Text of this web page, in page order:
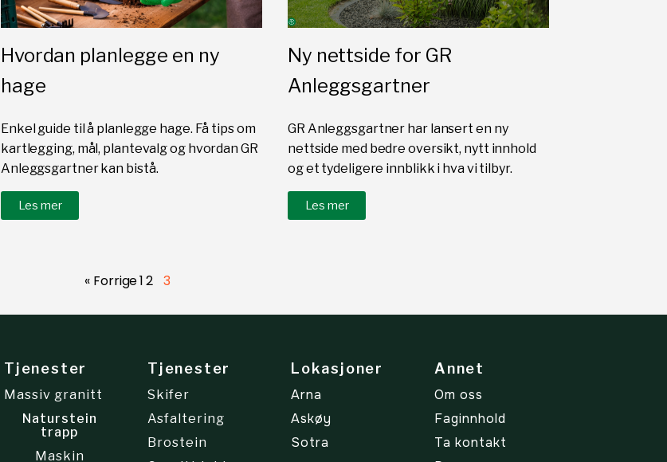
Hvordan planlegge en ny
hage
Enkel guide til å planlegge hage. Få tips om
kartlegging, mål, plantevalg og hvordan GR
Anleggsgartner kan bistå.
Les mer
Ny nettside for GR
Anleggsgartner
GR Anleggsgartner har lansert en ny
nettside med bedre oversikt, nytt innhold
og et tydeligere innblikk i hva vi tilbyr.
Les mer
« Forrige12 3
Tjenester
Massiv granitt
Naturstein
trapp
Maskin
Tjenester
Skifer
Asfaltering
Brostein
Lokasjoner
Arna
Askøy
Sotra
Annet
Om oss
Faginnhold
Ta kontakt